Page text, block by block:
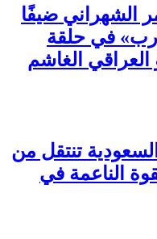
الشهراني ضيفًا
في حلقة
العراقي الغاشم
تنتقل من
الناعمة في